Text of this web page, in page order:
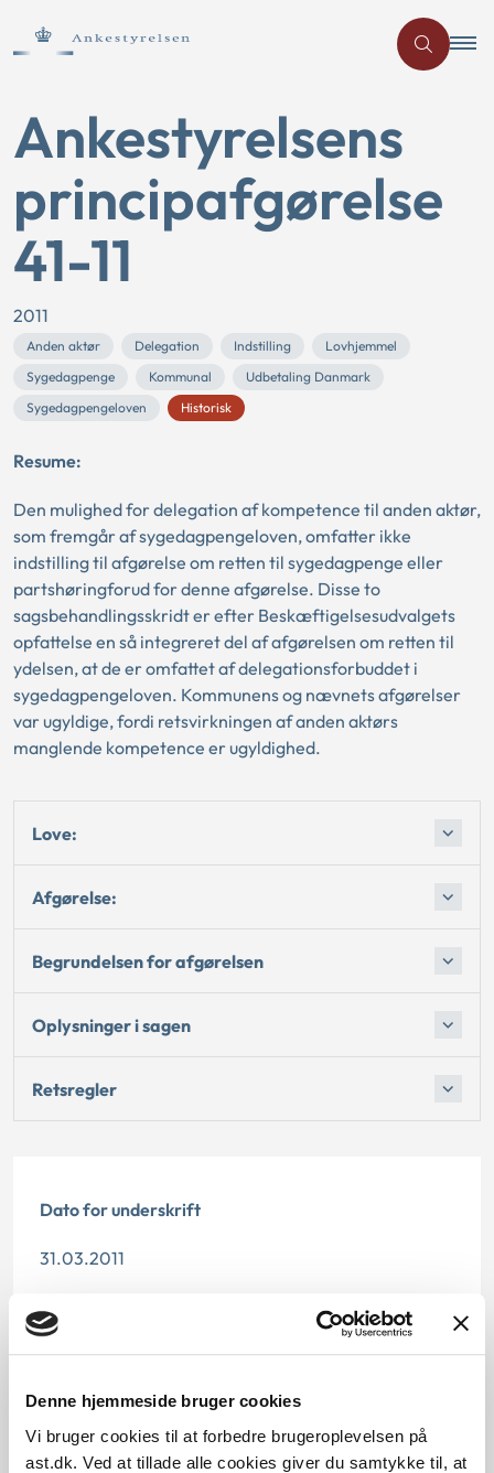
Denne hjemmeside bruger cookies
Vi bruger cookies til at forbedre brugeroplevelsen på
ast.dk. Ved at tillade alle cookies giver du samtykke til, at
Ankestyrelsens
principafgørelse
41-11
2011
Anden aktør Delegation Indstilling
Lovhjemmel
Sygedagpenge
Kommunal
Udbetaling Danmark
Sygedagpengeloven
Historisk
Resume:
Den mulighed for delegation af kompetence til anden aktør,
som fremgår af sygedagpengeloven, omfatter ikke
indstilling til afgørelse om retten til sygedagpenge eller
partshøringforud for denne afgørelse. Disse to
sagsbehandlingsskridt er efter Beskæftigelsesudvalgets
opfattelse en så integreret del af afgørelsen om retten til
ydelsen, at de er omfattet af delegationsforbuddet i
sygedagpengeloven. Kommunens og nævnets afgørelser
var ugyldige, fordi retsvirkningen af anden aktørs
manglende kompetence er ugyldighed.
Love:
Afgørelse:
Begrundelsen for afgørelsen
Oplysninger i sagen
Retsregler
Dato for underskrift
31.03.2011
Offentliggørelsesdato
10.07.2013
Paragraf
§ 27 § 27 § 19 § 19